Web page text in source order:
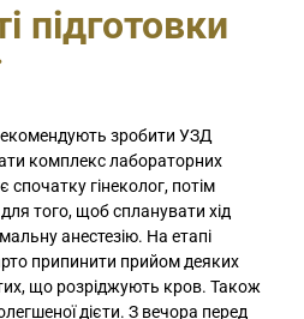
підготовки
зробити УЗД
комплекс лабораторних
спочатку гінеколог, потім
того, щоб спланувати хід
анестезію. На етапі
припинити прийом деяких
що розріджують кров. Також
дієти. З вечора перед